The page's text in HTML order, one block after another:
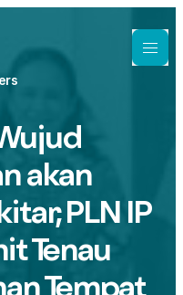
akan
PLN IP
Tenau
Tempat